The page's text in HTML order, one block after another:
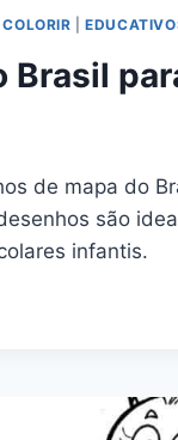
|
Brasil
de mapa do
são
infantis.